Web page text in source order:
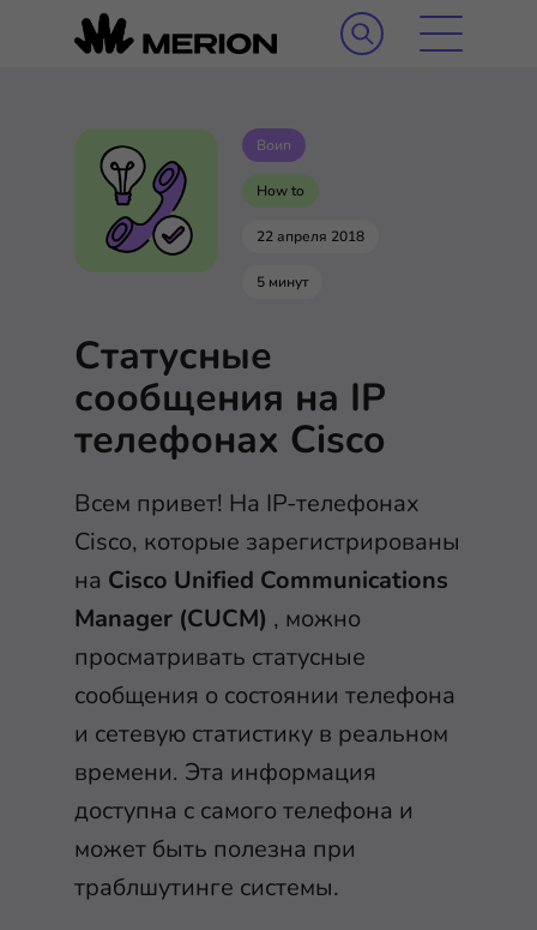
Воип
How to
22 апреля 2018
5 минут
Статусные
сообщения на IP
телефонах Cisco
Всем привет! На IP-телефонах
Cisco, которые зарегистрированы
на Cisco Unified Communications
Manager (CUCM) , можно
просматривать статусные
сообщения о состоянии телефона
и сетевую статистику в реальном
времени. Эта информация
доступна с самого телефона и
может быть полезна при
траблшутинге системы.